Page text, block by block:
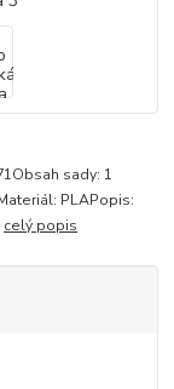
sady: 1
PLAPopis:
celý popis